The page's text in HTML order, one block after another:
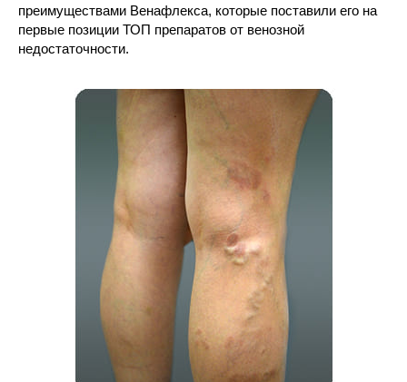
преимуществами Венафлекса, которые поставили его на
первые позиции ТОП препаратов от венозной
недостаточности.